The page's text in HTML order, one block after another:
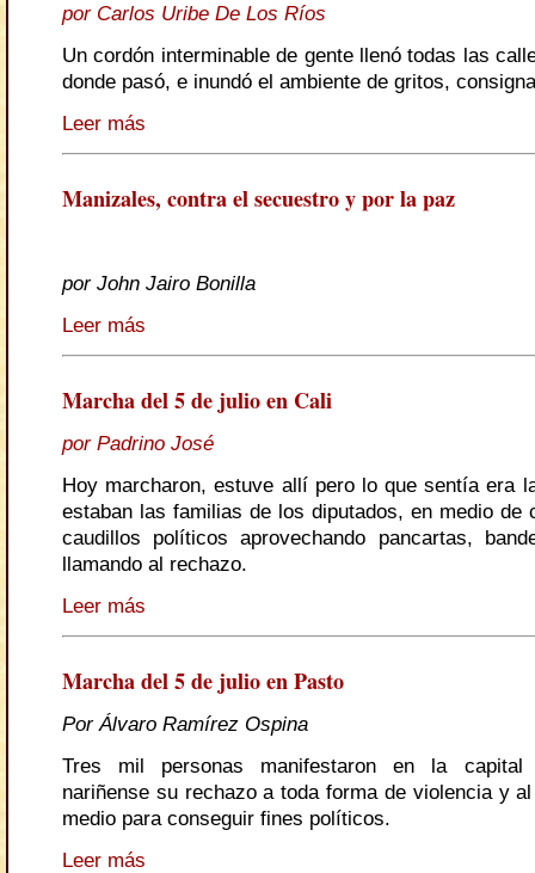
por Carlos Uribe De Los Ríos
Un cordón interminable de gente llenó todas las
donde pasó, e inundó el ambiente de gritos,
Leer más
Manizales, contra el secuestro y por la paz
por John Jairo Bonilla
Leer más
Marcha del 5 de julio en Cali
por Padrino José
Hoy marcharon, estuve allí pero lo que sentía era
estaban las familias de los diputados, en medio de
caudillos políticos aprovechando pancartas,
llamando al rechazo.
Leer más
Marcha del 5 de julio en Pasto
Por Álvaro Ramírez Ospina
Tres mil personas manifestaron en la capital
nariñense su rechazo a toda forma de violencia y
medio para conseguir fines políticos.
Leer más